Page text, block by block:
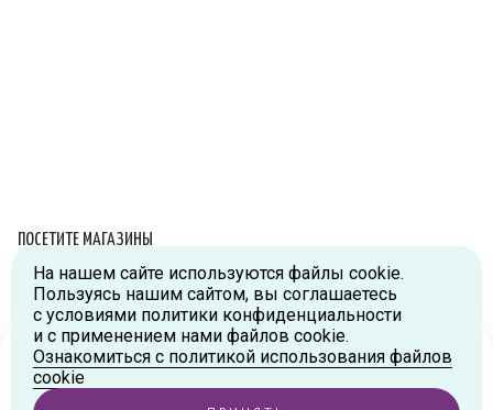
Ваш городМосква?
ПОСЕТИТЕ МАГАЗИНЫ
Схема проезда
г.Москва, ул.Большая Новодмитровская, д.36, стр.2., вход №5
Дизайн-завод «FLACON»
Тел: +7 (916) 215-94-95
г.Москва, ул. Орджоникидзе, д.9, к.1
На нашем сайте используются файлы cookie.
Пользуясь нашим сайтом, вы соглашаетесь
с условиями политики конфиденциальности
и с применением нами файлов cookie.
Ознакомиться с политикой использования файлов
cookie